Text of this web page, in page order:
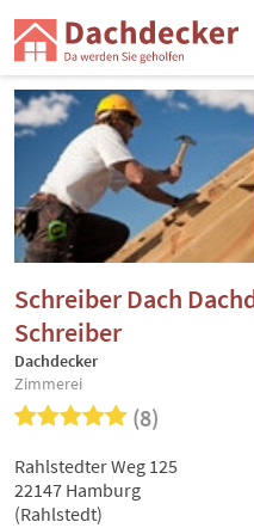
Schreiber Dach
Schreiber
Dachdecker
Zimmerei
(8)
Rahlstedter Weg 125
22147 Hamburg
(Rahlstedt)